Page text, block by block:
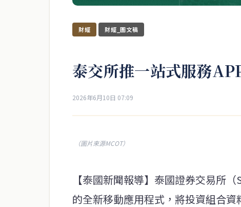
財經 財經_圖文稿
泰交所推一站式服務
2026年6月10日 07:09
（圖片來源MCOT）
【泰國新聞報導】泰國證券交易所
的全新移動應用程式，將投資組合